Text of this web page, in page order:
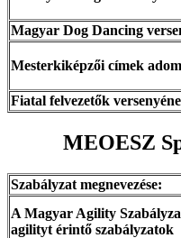
Magyar Dog Dancing
Mesterkiképzői címek
Fiatal felvezetők
MEOESZ
Szabályzat megnevezése:
A Magyar Agility
agilityt érintő szabályzatok